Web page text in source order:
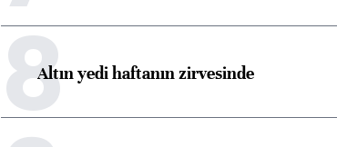
8Altın yedi haftanın zirvesinde